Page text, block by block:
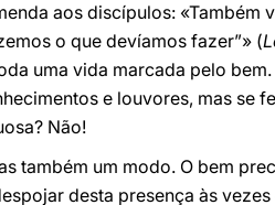
aos discípulos:
o que devíamos fazer”» (
uma vida marcada pelo
e louvores, mas se
Não!
também um modo. O bem
desta presença às